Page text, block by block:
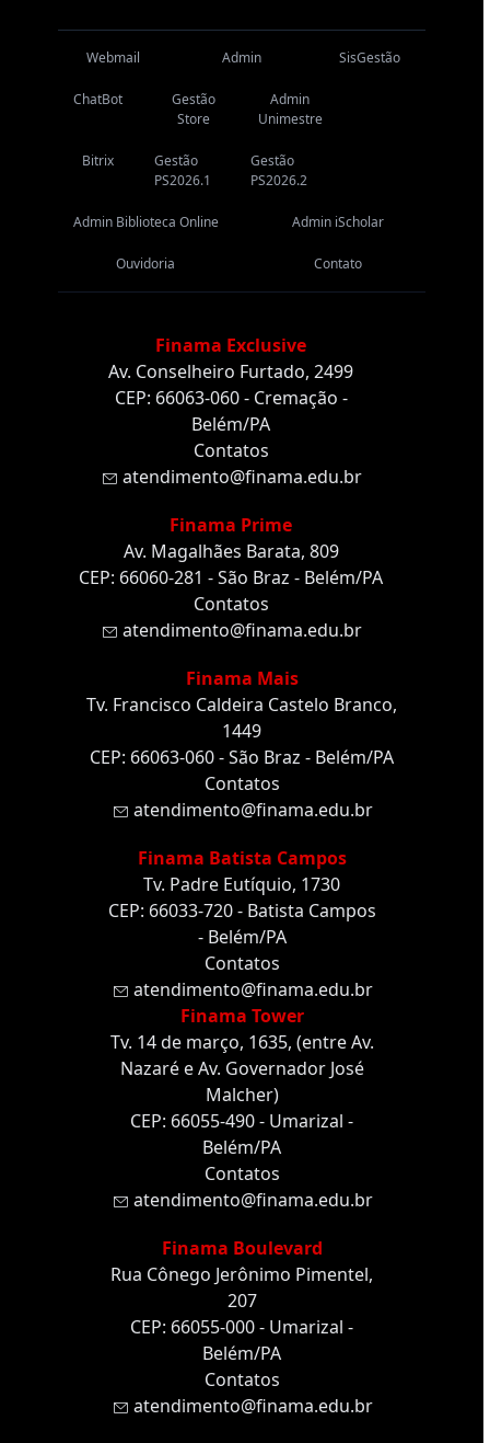
Webmail Admin SisGestão
ChatBot
Gestão
Store
Admin
Unimestre
Bitrix
Gestão
PS2026.1
Gestão
PS2026.2
Admin Biblioteca Online Admin iScholar
Ouvidoria Contato
Finama Exclusive
Av. Conselheiro Furtado, 2499
CEP: 66063-060 - Cremação -
Belém/PA
Contatos
atendimento@finama.edu.br
Finama Prime
Av. Magalhães Barata, 809
CEP: 66060-281 - São Braz - Belém/PA
Contatos
atendimento@finama.edu.br
Finama Mais
Tv. Francisco Caldeira Castelo Branco,
1449
CEP: 66063-060 - São Braz - Belém/PA
Contatos
atendimento@finama.edu.br
Finama Batista Campos
Tv. Padre Eutíquio, 1730
CEP: 66033-720 - Batista Campos
- Belém/PA
Contatos
atendimento@finama.edu.br
Finama Tower
Tv. 14 de março, 1635, (entre Av.
Nazaré e Av. Governador José
Malcher)
CEP: 66055-490 - Umarizal -
Belém/PA
Contatos
atendimento@finama.edu.br
Finama Boulevard
Rua Cônego Jerônimo Pimentel,
207
CEP: 66055-000 - Umarizal -
Belém/PA
Contatos
atendimento@finama.edu.br